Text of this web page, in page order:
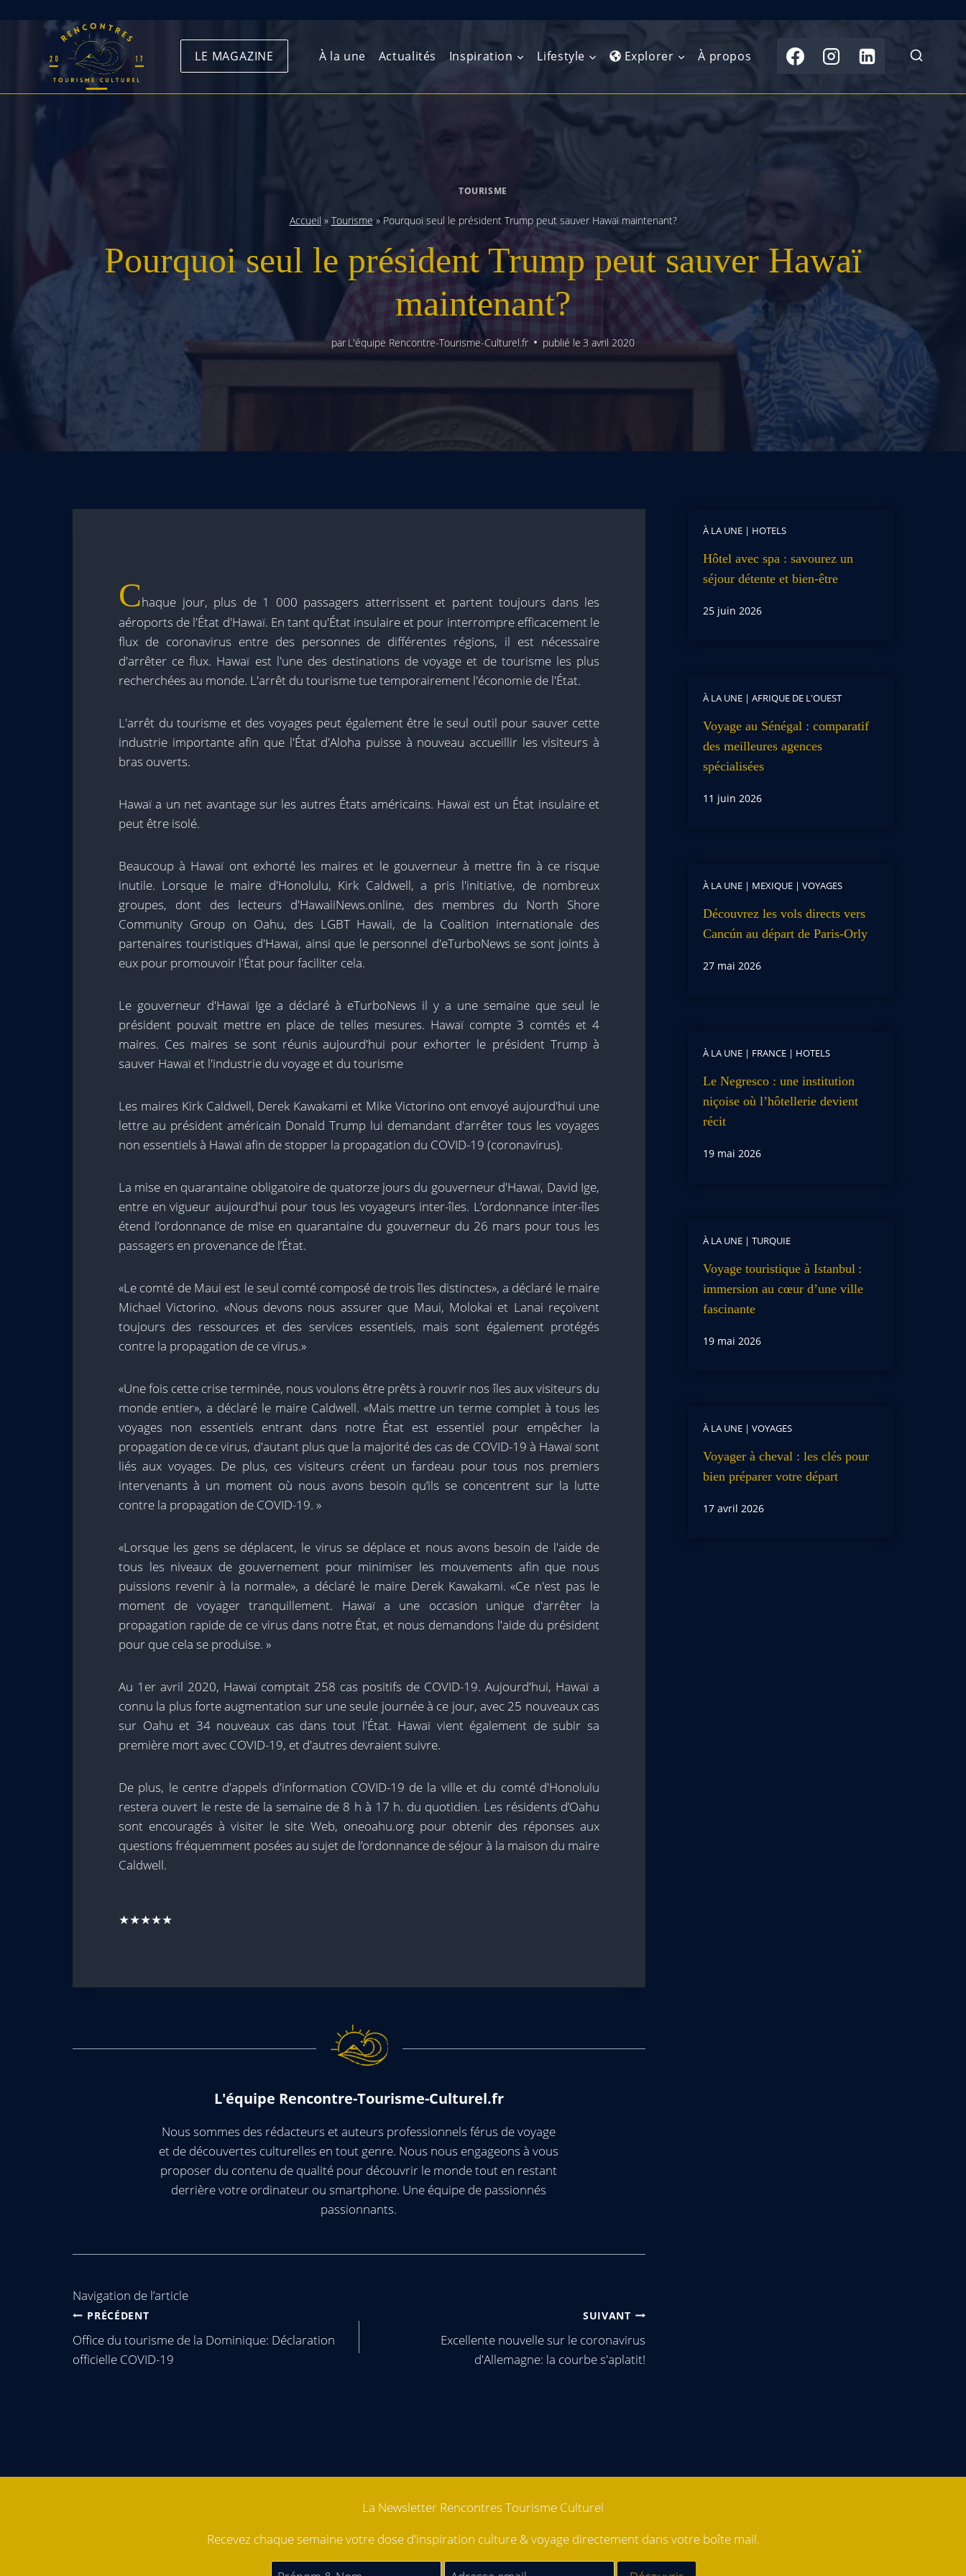
LE MAGAZINE À la une Actualités Inspiration Lifestyle Explorer
Europe de l’Est
Balkans
Amérique du Nord
Amérique du Sud
Afrique de l’Est
Afrique australe
Sous-continent
Asie du Sud-Est
À propos
TOURISME
Accueil » Tourisme » Pourquoi seul le président Trump peut sauver Hawaï maintenant?
Pourquoi seul le président Trump peut sauver Hawaï
maintenant?
par L'équipe Rencontre-Tourisme-Culturel.fr publié le 3 avril 2020
Chaque jour, plus de 1 000 passagers atterrissent et partent toujours dans les
aéroports de l'État d'Hawaï. En tant qu'État insulaire et pour interrompre efficacement le
flux de coronavirus entre des personnes de différentes régions, il est nécessaire
d'arrêter ce flux. Hawaï est l'une des destinations de voyage et de tourisme les plus
recherchées au monde. L'arrêt du tourisme tue temporairement l'économie de l'État.
L'arrêt du tourisme et des voyages peut également être le seul outil pour sauver cette
industrie importante afin que l'État d'Aloha puisse à nouveau accueillir les visiteurs à
bras ouverts.
Hawaï a un net avantage sur les autres États américains. Hawaï est un État insulaire et
peut être isolé.
Beaucoup à Hawaï ont exhorté les maires et le gouverneur à mettre fin à ce risque
inutile. Lorsque le maire d'Honolulu, Kirk Caldwell, a pris l'initiative, de nombreux
groupes, dont des lecteurs d'HawaiiNews.online, des membres du North Shore
Community Group on Oahu, des LGBT Hawaii, de la Coalition internationale des
partenaires touristiques d'Hawaï, ainsi que le personnel d'eTurboNews se sont joints à
eux pour promouvoir l'État pour faciliter cela.
Le gouverneur d'Hawaï Ige a déclaré à eTurboNews il y a une semaine que seul le
président pouvait mettre en place de telles mesures. Hawaï compte 3 comtés et 4
maires. Ces maires se sont réunis aujourd'hui pour exhorter le président Trump à
sauver Hawaï et l'industrie du voyage et du tourisme
Les maires Kirk Caldwell, Derek Kawakami et Mike Victorino ont envoyé aujourd'hui une
lettre au président américain Donald Trump lui demandant d'arrêter tous les voyages
non essentiels à Hawaï afin de stopper la propagation du COVID-19 (coronavirus).
La mise en quarantaine obligatoire de quatorze jours du gouverneur d'Hawaï, David Ige,
entre en vigueur aujourd'hui pour tous les voyageurs inter-îles. L’ordonnance inter-îles
étend l’ordonnance de mise en quarantaine du gouverneur du 26 mars pour tous les
passagers en provenance de l’État.
«Le comté de Maui est le seul comté composé de trois îles distinctes», a déclaré le maire
Michael Victorino. «Nous devons nous assurer que Maui, Molokai et Lanai reçoivent
toujours des ressources et des services essentiels, mais sont également protégés
contre la propagation de ce virus.»
«Une fois cette crise terminée, nous voulons être prêts à rouvrir nos îles aux visiteurs du
monde entier», a déclaré le maire Caldwell. «Mais mettre un terme complet à tous les
voyages non essentiels entrant dans notre État est essentiel pour empêcher la
propagation de ce virus, d'autant plus que la majorité des cas de COVID-19 à Hawaï sont
liés aux voyages. De plus, ces visiteurs créent un fardeau pour tous nos premiers
intervenants à un moment où nous avons besoin qu’ils se concentrent sur la lutte
contre la propagation de COVID-19. »
«Lorsque les gens se déplacent, le virus se déplace et nous avons besoin de l'aide de
tous les niveaux de gouvernement pour minimiser les mouvements afin que nous
puissions revenir à la normale», a déclaré le maire Derek Kawakami. «Ce n'est pas le
moment de voyager tranquillement. Hawaï a une occasion unique d'arrêter la
propagation rapide de ce virus dans notre État, et nous demandons l'aide du président
pour que cela se produise. »
Au 1er avril 2020, Hawaï comptait 258 cas positifs de COVID-19. Aujourd'hui, Hawaï a
connu la plus forte augmentation sur une seule journée à ce jour, avec 25 nouveaux cas
sur Oahu et 34 nouveaux cas dans tout l'État. Hawaï vient également de subir sa
première mort avec COVID-19, et d'autres devraient suivre.
De plus, le centre d'appels d'information COVID-19 de la ville et du comté d'Honolulu
restera ouvert le reste de la semaine de 8 h à 17 h. du quotidien. Les résidents d’Oahu
sont encouragés à visiter le site Web, oneoahu.org pour obtenir des réponses aux
questions fréquemment posées au sujet de l’ordonnance de séjour à la maison du maire
Caldwell.
★★★★★
L'équipe Rencontre-Tourisme-Culturel.fr
Nous sommes des rédacteurs et auteurs professionnels férus de voyage
et de découvertes culturelles en tout genre. Nous nous engageons à vous
proposer du contenu de qualité pour découvrir le monde tout en restant
derrière votre ordinateur ou smartphone. Une équipe de passionnés
passionnants.
Navigation de l’article
PRÉCÉDENT
Office du tourisme de la Dominique: Déclaration
officielle COVID-19
SUIVANT
Excellente nouvelle sur le coronavirus
d'Allemagne: la courbe s'aplatit!
À LA UNE| HOTELS
Hôtel avec spa : savourez un
séjour détente et bien-être
25 juin 2026
À LA UNE| AFRIQUE DE L'OUEST
Voyage au Sénégal : comparatif
des meilleures agences
spécialisées
11 juin 2026
À LA UNE| MEXIQUE| VOYAGES
Découvrez les vols directs vers
Cancún au départ de Paris-Orly
27 mai 2026
À LA UNE| FRANCE| HOTELS
Le Negresco : une institution
niçoise où l’hôtellerie devient
récit
19 mai 2026
À LA UNE| TURQUIE
Voyage touristique à Istanbul :
immersion au cœur d’une ville
fascinante
19 mai 2026
À LA UNE| VOYAGES
Voyager à cheval : les clés pour
bien préparer votre départ
17 avril 2026
La Newsletter Rencontres Tourisme Culturel
Recevez chaque semaine votre dose d'inspiration culture & voyage directement dans votre boîte mail.